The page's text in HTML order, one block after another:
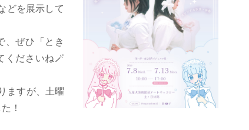
どを展示して
、ぜひ「とき
くださいね🪄
ますが、土曜
！